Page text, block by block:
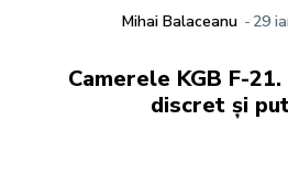
Mihai Balaceanu - 29
Camerele KGB F-
discret și